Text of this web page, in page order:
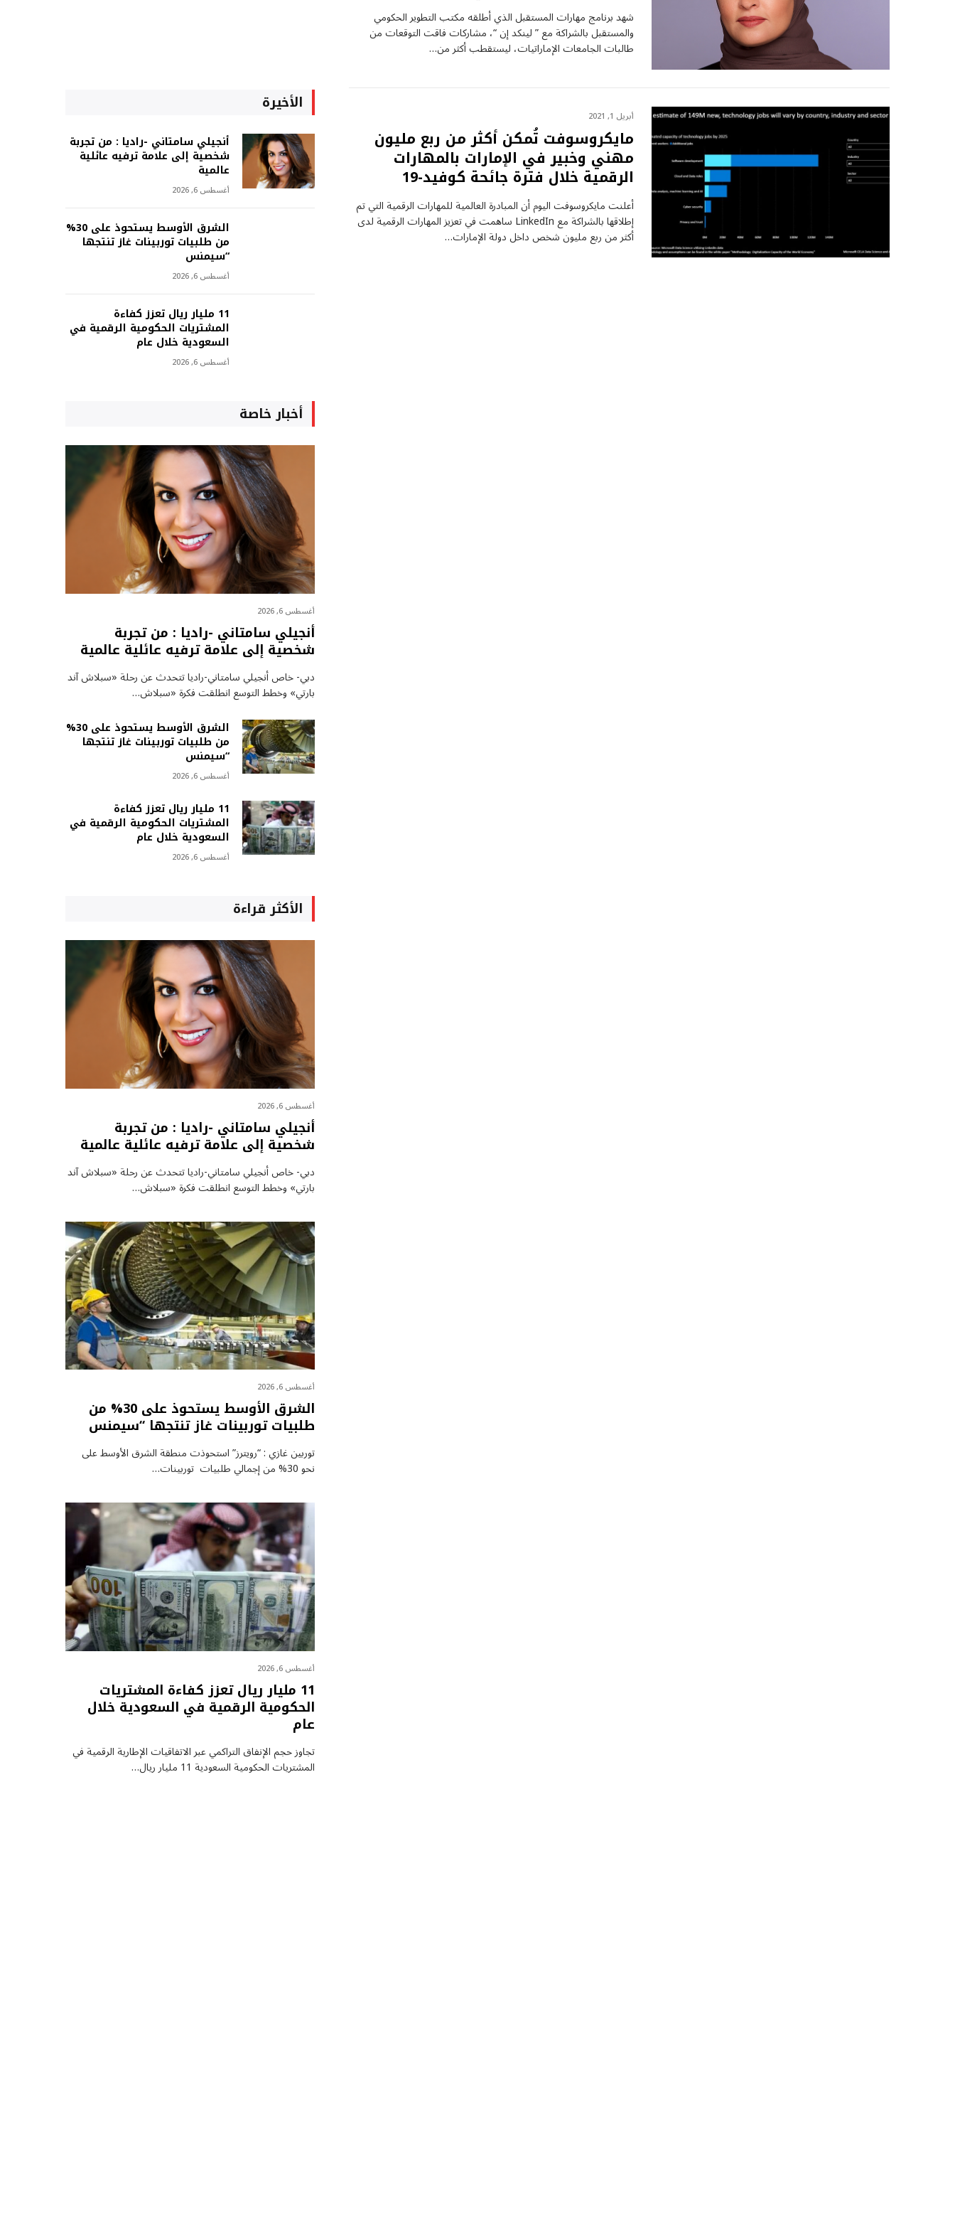
شهد برنامج مهارات المستقبل الذي أطلقه مكتب التطوير الحكومي
والمستقبل بالشراكة مع ” لينكد إن “، مشاركات فاقت التوقعات من
طالبات الجامعات الإماراتيات، ليستقطب أكثر من…
أبريل 1, 2021
مايكروسوفت تُمكن أكثر من ربع مليون
مهني وخبير في الإمارات بالمهارات
الرقمية خلال فترة جائحة كوفيد-19
أعلنت مايكروسوفت اليوم أن المبادرة العالمية للمهارات الرقمية التي تم
إطلاقها بالشراكة مع LinkedIn ساهمت في تعزيز المهارات الرقمية لدى
أكثر من ربع مليون شخص داخل دولة الإمارات…
الأخيرة
أنجيلي سامتاني -راديا : من تجربة
شخصية إلى علامة ترفيه عائلية
عالمية
أغسطس 6, 2026
الشرق الأوسط يستحوذ على 30%
من طلبيات توربينات غاز تنتجها
“سيمنس
أغسطس 6, 2026
11 مليار ريال تعزز كفاءة
المشتريات الحكومية الرقمية في
السعودية خلال عام
أغسطس 6, 2026
أخبار خاصة
أغسطس 6, 2026
أنجيلي سامتاني -راديا : من تجربة
شخصية إلى علامة ترفيه عائلية عالمية
دبي- خاص أنجيلي سامتاني-راديا تتحدث عن رحلة «سبلاش آند
بارتي» وخطط التوسع انطلقت فكرة «سبلاش…
الشرق الأوسط يستحوذ على 30%
من طلبيات توربينات غاز تنتجها
“سيمنس
أغسطس 6, 2026
11 مليار ريال تعزز كفاءة
المشتريات الحكومية الرقمية في
السعودية خلال عام
أغسطس 6, 2026
الأكثر قراءة
أغسطس 6, 2026
أنجيلي سامتاني -راديا : من تجربة
شخصية إلى علامة ترفيه عائلية عالمية
دبي- خاص أنجيلي سامتاني-راديا تتحدث عن رحلة «سبلاش آند
بارتي» وخطط التوسع انطلقت فكرة «سبلاش…
أغسطس 6, 2026
الشرق الأوسط يستحوذ على 30% من
طلبيات توربينات غاز تنتجها “سيمنس
توربين غازي : “رويترز” استحوذت منطقة الشرق الأوسط على
نحو 30% من إجمالي طلبيات توربينات…
أغسطس 6, 2026
11 مليار ريال تعزز كفاءة المشتريات
الحكومية الرقمية في السعودية خلال
عام
تجاوز حجم الإنفاق التراكمي عبر الاتفاقيات الإطارية الرقمية في
المشتريات الحكومية السعودية 11 مليار ريال…